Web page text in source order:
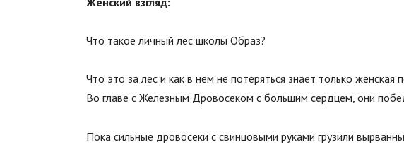
Что такое личный лес школы Образ?
Что это за лес и как в нем не потеряться знает только женская
Во главе с Железным Дровосеком с большим сердцем, они
Пока сильные дровосеки с свинцовыми руками грузили